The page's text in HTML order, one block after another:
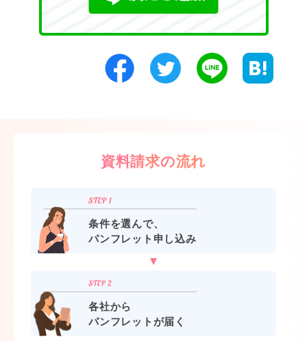
資料請求の流れ
条件を選んで、
パンフレット申し込み
各社から
パンフレットが届く